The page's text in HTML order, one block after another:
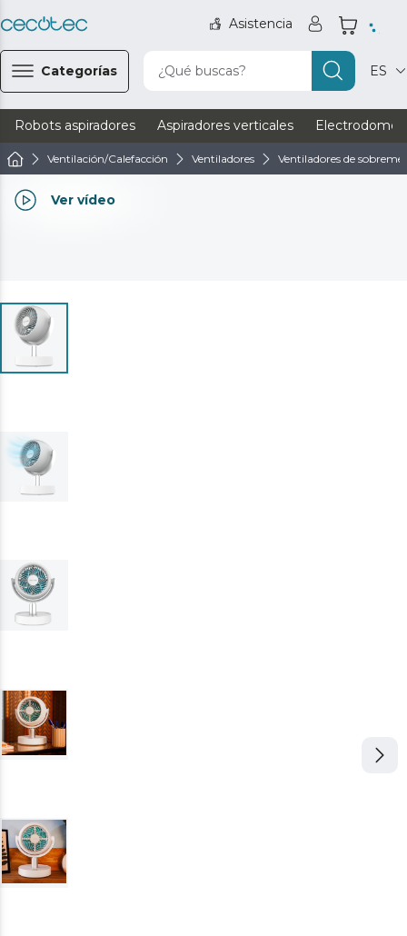
Asistencia
Categorías ¿Qué buscas? ES
Robots aspiradores Aspiradores verticales
Ventilación/Calefacción Ventiladores Ventiladores de
Ver vídeo